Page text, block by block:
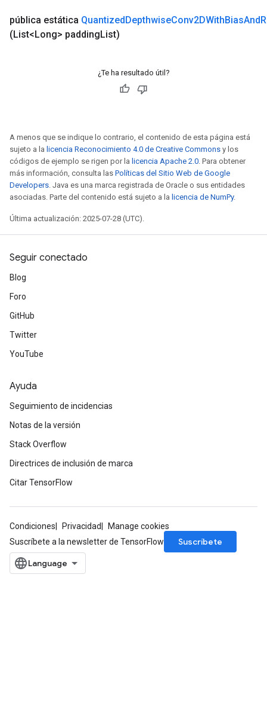
pública estática QuantizedDepthwiseConv2DWithBiasAnd
(List<Long> paddingList)
¿Te ha resultado útil?
A menos que se indique lo contrario, el contenido de esta página está
sujeto a la licencia Reconocimiento 4.0 de Creative Commons y los
códigos de ejemplo se rigen por la licencia Apache 2.0. Para obtener
más información, consulta las Políticas del Sitio Web de Google
Developers. Java es una marca registrada de Oracle o sus entidades
asociadas. Parte del contenido está sujeto a la licencia de NumPy.
Última actualización: 2025-07-28 (UTC).
Seguir conectado
Blog
Foro
GitHub
Twitter
YouTube
Ayuda
Seguimiento de incidencias
Notas de la versión
Stack Overflow
Directrices de inclusión de marca
Citar TensorFlow
Condiciones Privacidad
Manage cookies
Suscríbete a la newsletter de TensorFlow
Suscríbete